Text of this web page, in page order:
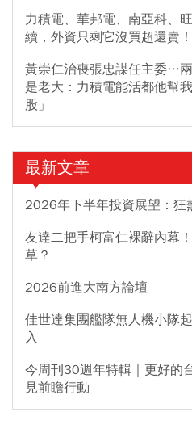
力積電、華邦電、南亞科、
續，外資只剩它沒買超還賣
黃崇仁治喪張忠謀任主委…
是老大：力積電能活都他幫
股」
最新文章
2026年下半年投資展望：狂
友達二把手柯富仁裸辭內幕
草？
2026前進大南方論壇
佳世達集團艦隊無人機小隊
入
今周刊30週年特輯｜更好的
見前瞻行動